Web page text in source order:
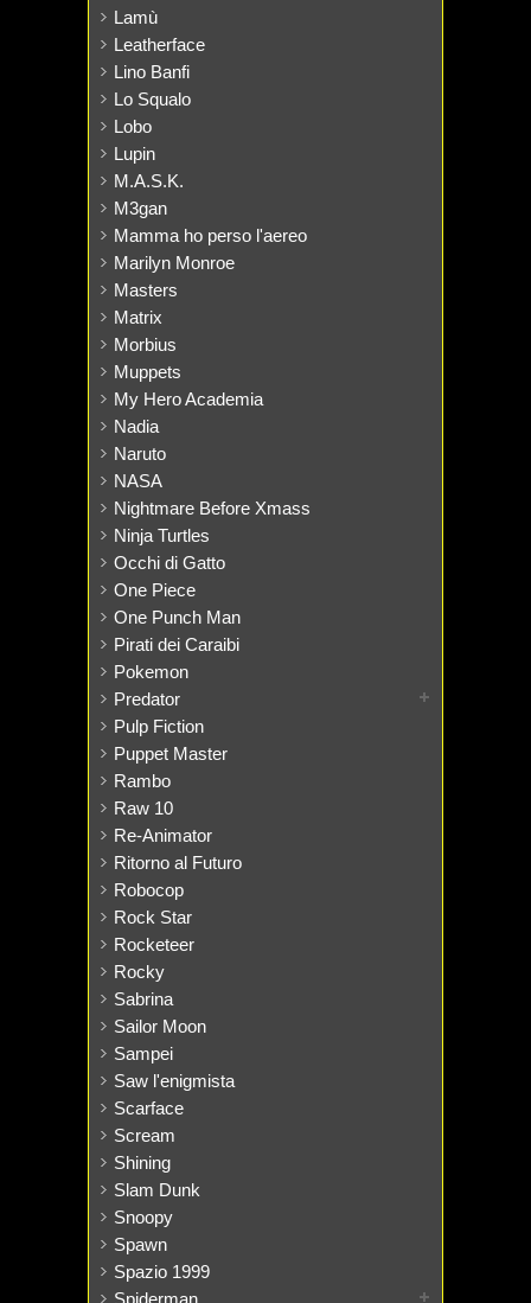
Lamù
Leatherface
Lino Banfi
Lo Squalo
Lobo
Lupin
M.A.S.K.
M3gan
Mamma ho perso l'aereo
Marilyn Monroe
Masters
Matrix
Morbius
Muppets
My Hero Academia
Nadia
Naruto
NASA
Nightmare Before Xmass
Ninja Turtles
Occhi di Gatto
One Piece
One Punch Man
Pirati dei Caraibi
Pokemon
Predator
Pulp Fiction
Puppet Master
Rambo
Raw 10
Re-Animator
Ritorno al Futuro
Robocop
Rock Star
Rocketeer
Rocky
Sabrina
Sailor Moon
Sampei
Saw l'enigmista
Scarface
Scream
Shining
Slam Dunk
Snoopy
Spawn
Spazio 1999
Spiderman